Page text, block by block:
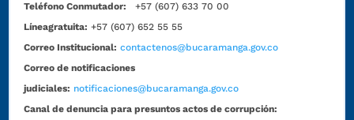
Teléfono Conmutador:
+57 (607) 633 70 00
Líneagratuita: +57 (607) 652 55 55
Correo Institucional: contactenos@bucaramanga.gov.co
Correo de notificaciones
judiciales: notificaciones@bucaramanga.gov.co
Canal de denuncia para presuntos actos de corrupción: